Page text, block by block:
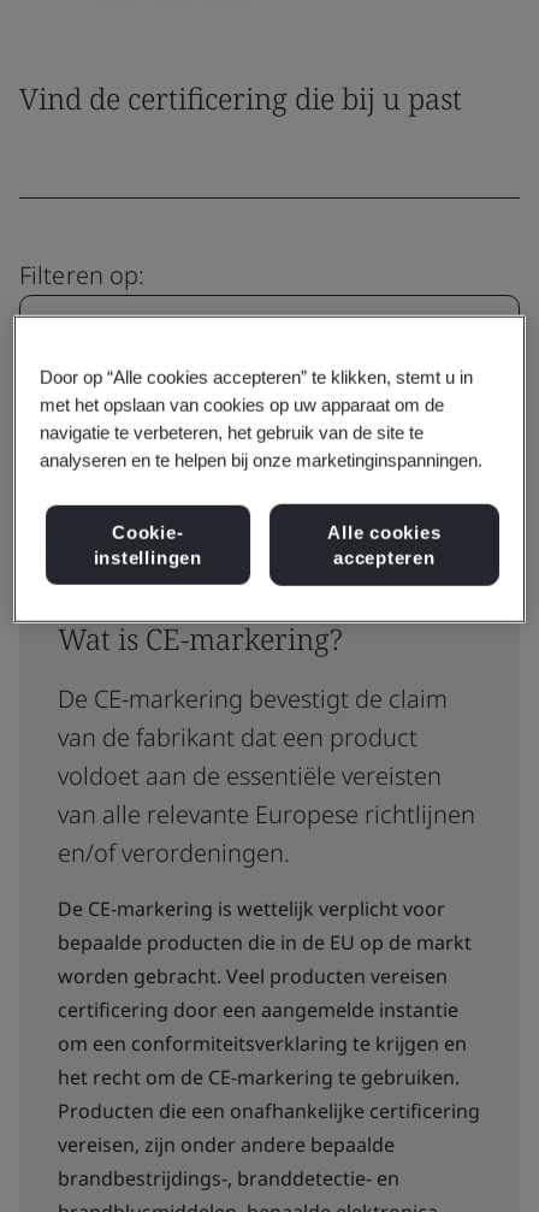
Vind de certificering die bij u past
Filteren op:
Resetten Zoeken
Wat is CE-markering?
De CE-markering bevestigt de claim
van de fabrikant dat een product
voldoet aan de essentiële vereisten
van alle relevante Europese richtlijnen
en/of verordeningen.
De CE-markering is wettelijk verplicht voor
bepaalde producten die in de EU op de markt
worden gebracht. Veel producten vereisen
certificering door een aangemelde instantie
om een conformiteitsverklaring te krijgen en
het recht om de CE-markering te gebruiken.
Producten die een onafhankelijke certificering
vereisen, zijn onder andere bepaalde
brandbestrijdings-, branddetectie- en
Door op “Alle cookies accepteren” te klikken, stemt u in
met het opslaan van cookies op uw apparaat om de
navigatie te verbeteren, het gebruik van de site te
analyseren en te helpen bij onze marketinginspanningen.
Cookie-
instellingen
Alle cookies
accepteren